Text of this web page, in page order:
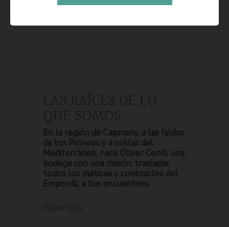
LAS RAÍCES DE LO
QUE SOMOS
En la región de Capmany, a las faldas
de los Pirineos y a orillas del
Mediterráneo, nace Oliver Conti, una
bodega con una misión: trasladar
todos los matices y contrastes del
Empordà, a tus encuentros.